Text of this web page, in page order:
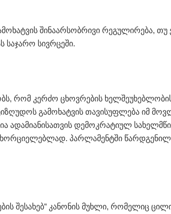
შინაარსობრივი რეგულირება,
საჯარო სივრცეში.
რომ კერძო ცხოვრების
გამოხატვის თავისუფლება იმ
ადამიანისათვის დემოკრატიულ
პარლამენტში
შესახებ“ კანონის მუხლი, რომელიც